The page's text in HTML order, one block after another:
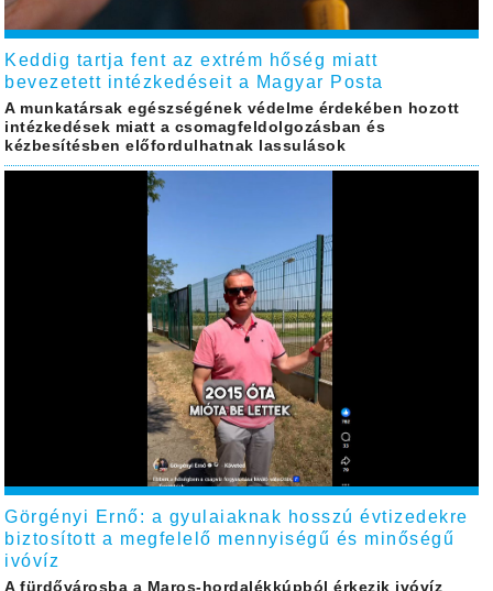
Keddig tartja fent az extrém hőség miatt
bevezetett intézkedéseit a Magyar Posta
A munkatársak egészségének védelme érdekében hozott
intézkedések miatt a csomagfeldolgozásban és
kézbesítésben előfordulhatnak lassulások
Görgényi Ernő: a gyulaiaknak hosszú évtizedekre
biztosított a megfelelő mennyiségű és minőségű
ivóvíz
A fürdővárosba a Maros-hordalékkúpból érkezik ivóvíz